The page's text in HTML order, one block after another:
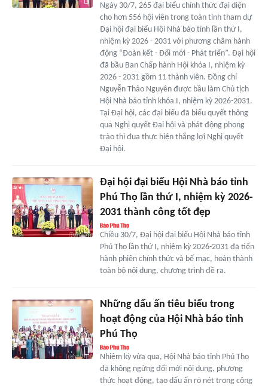
Ngày 30/7, 265 đại biểu chính thức đại diện
cho hơn 556 hội viên trong toàn tỉnh tham dự
Đại hội đại biểu Hội Nhà báo tỉnh lần thứ I,
nhiệm kỳ 2026 - 2031 với phương châm hành
động “Đoàn kết - Đổi mới - Phát triển”. Đại hội
đã bầu Ban Chấp hành Hội khóa I, nhiệm kỳ
2026 - 2031 gồm 11 thành viên. Đồng chí
Nguyễn Thảo Nguyên được bầu làm Chủ tịch
Hội Nhà báo tỉnh khóa I, nhiệm kỳ 2026-2031.
Tại Đại hội, các đại biểu đã biểu quyết thông
qua Nghị quyết Đại hội và phát động phong
trào thi đua thực hiện thắng lợi Nghị quyết
Đại hội.
Đại hội đại biểu Hội Nhà báo tỉnh
Phú Thọ lần thứ I, nhiệm kỳ 2026-
2031 thành công tốt đẹp
Chiều 30/7, Đại hội đại biểu Hội Nhà báo tỉnh
Phú Thọ lần thứ I, nhiệm kỳ 2026-2031 đã tiến
hành phiên chính thức và bế mạc, hoàn thành
toàn bộ nội dung, chương trình đề ra.
Những dấu ấn tiêu biểu trong
hoạt động của Hội Nhà báo tỉnh
Phú Thọ
Nhiệm kỳ vừa qua, Hội Nhà báo tỉnh Phú Thọ
đã không ngừng đổi mới nội dung, phương
thức hoạt động, tạo dấu ấn rõ nét trong công